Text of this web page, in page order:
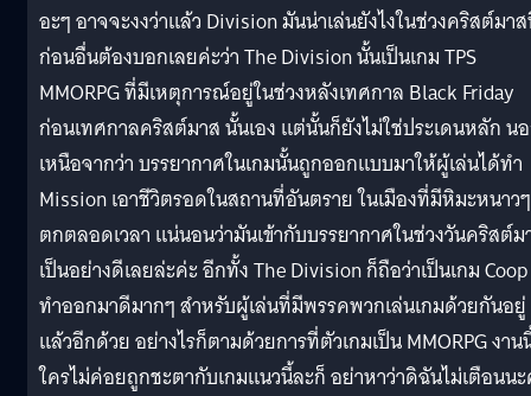
อะๆ อาจจะงงว่าแล้ว Division มันน่าเล่นยังไงในช่วงคริสต์มา
ก่อนอื่นต้องบอกเลยค่ะว่า The Division นั้นเป็นเกม TPS
MMORPG ที่มีเหตุการณ์อยู่ในช่วงหลังเทศกาล Black Friday
ก่อนเทศกาลคริสต์มาส นั้นเอง แต่นั้นก็ยังไม่ใช่ประเดนหลัก น
เหนือจากว่า บรรยากาศในเกมนั้นถูกออกแบบมาให้ผู้เล่นได้ทำ
Mission เอาชีวิตรอดในสถานที่อันตราย ในเมืองที่มีหิมะหนาวๆ
ตกตลอดเวลา แน่นอนว่ามันเข้ากับบรรยากาศในช่วงวันคริสต์ม
เป็นอย่างดีเลยล่ะค่ะ อีกทั้ง The Division ก็ถือว่าเป็นเกม
ทำออกมาดีมากๆ สำหรับผู้เล่นที่มีพรรคพวกเล่นเกมด้วยกันอยู่
แล้วอีกด้วย อย่างไรก็ตามด้วยการที่ตัวเกมเป็น MMORPG งาน
ใครไม่ค่อยถูกชะตากับเกมแนวนี้ละก็ อย่าหาว่าดิฉันไม่เตือนน